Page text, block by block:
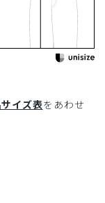
イズ表をあわせ